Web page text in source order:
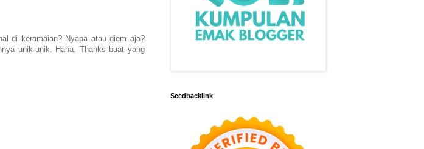
di keramaian? Nyapa atau diem aja?
unik-unik. Haha. Thanks buat yang
Seedbacklink